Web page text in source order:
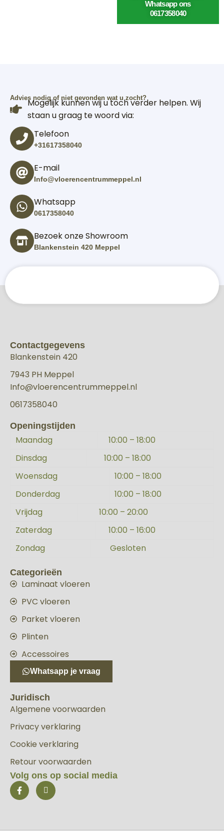
Whatsapp ons
0617358040
Advies nodig of niet gevonden wat u zocht?
Mogelijk kunnen wij u toch verder helpen. Wij
staan u graag te woord via:
Telefoon
+31617358040
E-mail
Info@vloerencentrummeppel.nl
Whatsapp
0617358040
Bezoek onze Showroom
Blankenstein 420 Meppel
Contactgegevens
Blankenstein 420
7943 PH Meppel
Info@vloerencentrummeppel.nl
0617358040
Openingstijden
Maandag
10:00 – 18:00
Dinsdag
10:00 – 18:00
Woensdag
10:00 – 18:00
Donderdag
10:00 – 18:00
Vrijdag
10:00 – 20:00
Zaterdag
10:00 – 16:00
Zondag
Gesloten
Categorieën
Laminaat vloeren
PVC vloeren
Parket vloeren
Plinten
Accessoires
Whatsapp je vraag
Juridisch
Algemene voorwaarden
Privacy verklaring
Cookie verklaring
Retour voorwaarden
Volg ons op social media